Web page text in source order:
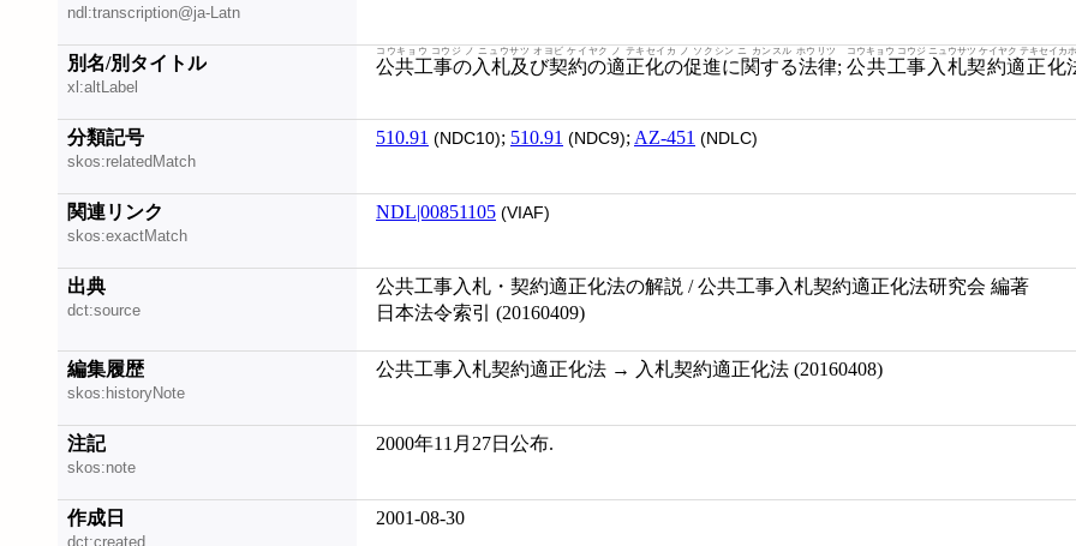
ndl:transcription@ja-Latn
別名/別タイトル
xl:altLabel
公共工事の入札及び契約の適正化の促進に関する法律
コウキョウ コウジ ノ ニュウサツ オヨビ ケイヤク ノ テキセイカ ノ ソクシン ニ カンスル ホウリツ
; 公共工事入札契約適正化
コウキョウ コウジ ニュウサツ ケイヤク テキセイカ
分類記号
skos:relatedMatch
510.91 (NDC10); 510.91 (NDC9); AZ-451 (NDLC)
関連リンク
skos:exactMatch
NDL|00851105 (VIAF)
出典
dct:source
公共工事入札・契約適正化法の解説 / 公共工事入札契約適正化法研究会 編著
日本法令索引 (20160409)
編集履歴
skos:historyNote
公共工事入札契約適正化法 → 入札契約適正化法 (20160408)
注記
skos:note
2000年11月27日公布.
作成日
dct:created
2001-08-30